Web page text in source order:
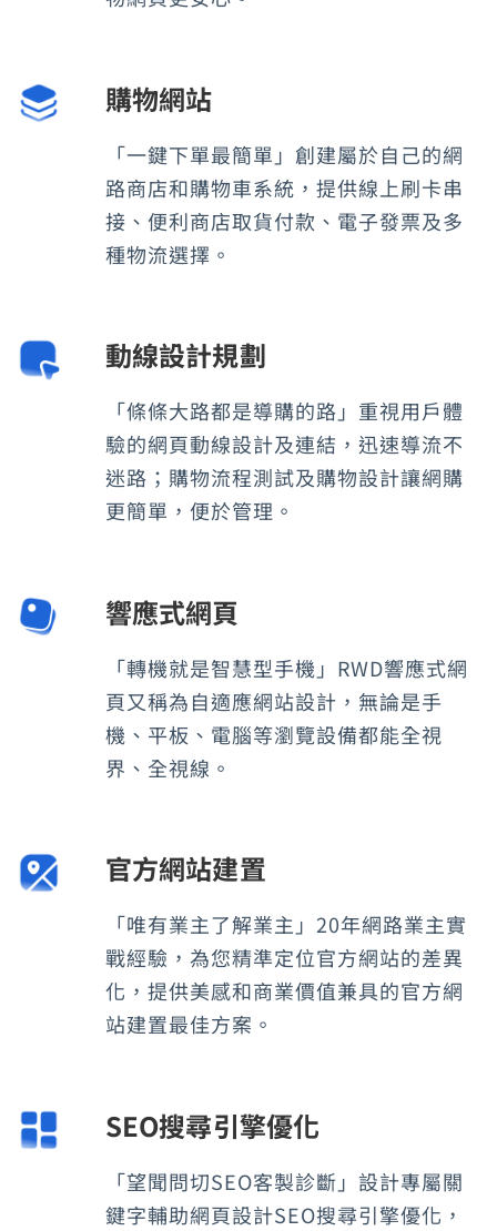
購物網站
「一鍵下單最簡單」創建屬於自己的網
路商店和購物車系統，提供線上刷卡串
接、便利商店取貨付款、電子發票及多
種物流選擇。
動線設計規劃
「條條大路都是導購的路」重視用戶體
驗的網頁動線設計及連結，迅速導流不
迷路；購物流程測試及購物設計讓網購
更簡單，便於管理。
響應式網頁
「轉機就是智慧型手機」RWD響應式網
頁又稱為自適應網站設計，無論是手
機、平板、電腦等瀏覽設備都能全視
界、全視線。
官方網站建置
「唯有業主了解業主」20年網路業主實
戰經驗，為您精準定位官方網站的差異
化，提供美感和商業價值兼具的官方網
站建置最佳方案。
SEO搜尋引擎優化
「望聞問切SEO客製診斷」設計專屬關
鍵字輔助網頁設計SEO搜尋引擎優化，